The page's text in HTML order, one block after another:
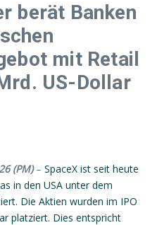
berät Banken
mit Retail
US-Dollar
(PM)– SpaceX ist seit heute
in den USA unter dem
Die Aktien wurden im IPO
platziert. Dies entspricht